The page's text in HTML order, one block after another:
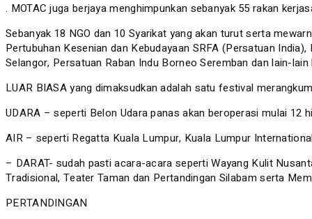
. MOTAC juga berjaya menghimpunkan sebanyak 55 rakan
Sebanyak 18 NGO dan 10 Syarikat yang akan turut serta
Pertubuhan Kesenian dan Kebudayaan SRFA (Persatuan
Selangor, Persatuan Raban Indu Borneo Seremban dan lain-lain
LUAR BIASA yang dimaksudkan adalah satu festival
UDARA – seperti Belon Udara panas akan beroperasi mulai 12
AIR – seperti Regatta Kuala Lumpur, Kuala Lumpur
– DARAT- sudah pasti acara-acara seperti Wayang Kulit
Tradisional, Teater Taman dan Pertandingan Silabam serta
PERTANDINGAN